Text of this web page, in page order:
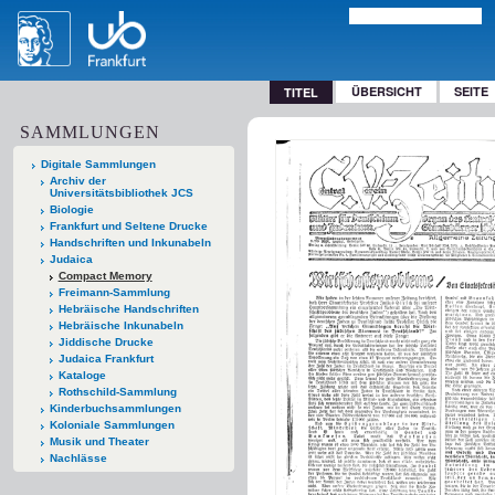
TITEL ÜBERSICHT SEITE
SAMMLUNGEN
Digitale Sammlungen
Archiv der
Universitätsbibliothek JCS
Biologie
Frankfurt und Seltene Drucke
Handschriften und Inkunabeln
Judaica
Compact Memory
Freimann-Sammlung
Hebräische Handschriften
Hebräische Inkunabeln
Jiddische Drucke
Judaica Frankfurt
Kataloge
Rothschild-Sammlung
Kinderbuchsammlungen
Koloniale Sammlungen
Musik und Theater
Nachlässe